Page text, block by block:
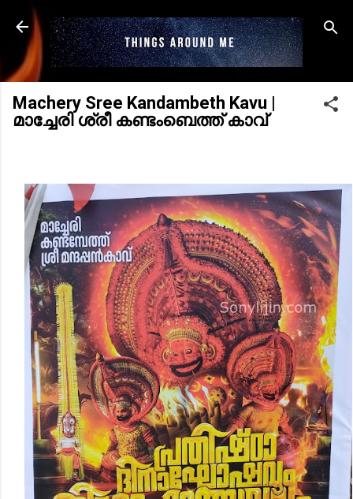
Skip to main content
Machery Sree Kandambeth Kavu |
മാച്ചേരി ശ്രീ കണ്ടംബെത്ത് കാവ്